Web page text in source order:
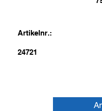
Artikelnr.:
24721